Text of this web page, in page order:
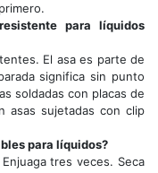
para líquidos
El asa es parte de
significa sin punto
soldadas con placas de
asas sujetadas con clip
para líquidos?
tres veces. Seca